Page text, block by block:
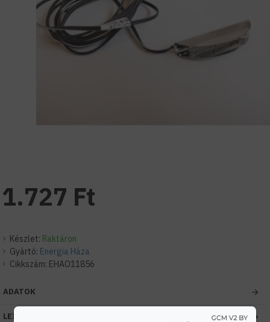
Készlet: Raktáron
Gyártó: Energia Háza
Cikkszám: EHAO11856
1.727 Ft
ADATOK
LEÍRÁS